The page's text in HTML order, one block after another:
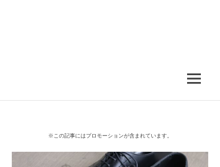
MENU
※この記事にはプロモーションが含まれています。